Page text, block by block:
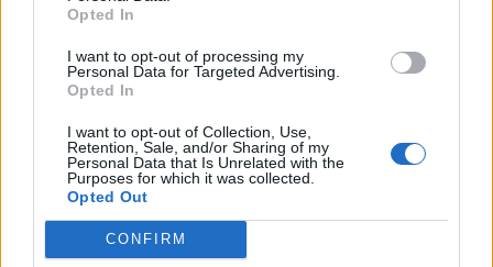
Opted In
I want to opt-out of processing my
Personal Data for Targeted Advertising.
Opted In
I want to opt-out of Collection, Use,
Retention, Sale, and/or Sharing of my
Personal Data that Is Unrelated with the
Purposes for which it was collected.
Opted Out
CONFIRM
vjeçari u ndoq me
kallashnikov dhe u
ekzekutua në një pallat,
autori i dyshuar dhe
Durrës, çfarë zbuluan
autoritetet
të fundit
Horoskopi 9 Gusht 2026/
Çfarë kanë rezervuar yjet për